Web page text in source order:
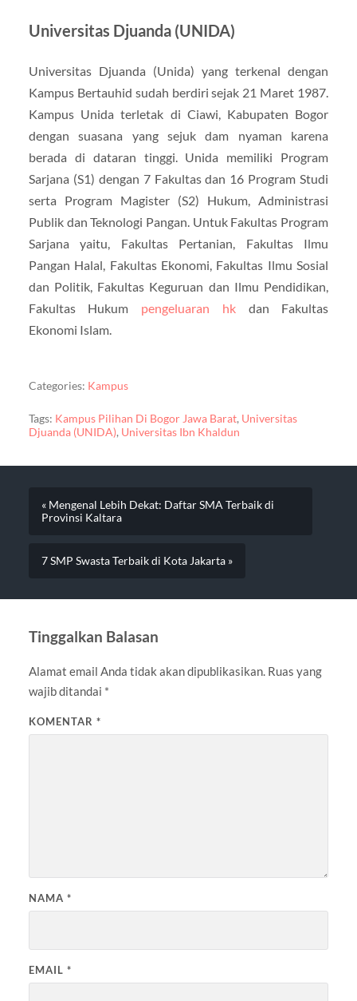
Universitas Djuanda (UNIDA)
Universitas Djuanda (Unida) yang terkenal dengan
Kampus Bertauhid sudah berdiri sejak 21 Maret 1987.
Kampus Unida terletak di Ciawi, Kabupaten Bogor
dengan suasana yang sejuk dam nyaman karena
berada di dataran tinggi. Unida memiliki Program
Sarjana (S1) dengan 7 Fakultas dan 16 Program Studi
serta Program Magister (S2) Hukum, Administrasi
Publik dan Teknologi Pangan. Untuk Fakultas Program
Sarjana yaitu, Fakultas Pertanian, Fakultas Ilmu
Pangan Halal, Fakultas Ekonomi, Fakultas Ilmu Sosial
dan Politik, Fakultas Keguruan dan Ilmu Pendidikan,
Fakultas Hukum pengeluaran hkdan Fakultas
Ekonomi Islam.
Categories: Kampus
Tags: Kampus Pilihan Di Bogor Jawa Barat, Universitas
Djuanda (UNIDA), Universitas Ibn Khaldun
« Mengenal Lebih Dekat: Daftar SMA Terbaik di
Provinsi Kaltara
7 SMP Swasta Terbaik di Kota Jakarta »
Tinggalkan Balasan
Alamat email Anda tidak akan dipublikasikan. Ruas yang
wajib ditandai *
KOMENTAR *
NAMA *
EMAIL *